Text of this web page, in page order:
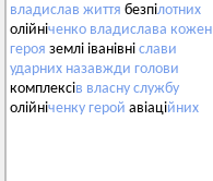
владислав життя безпілотних
олійніченко владислава кожен
героя землі іванівні слави
ударних назавжди голови
комплексів власну службу
олійніченку герой авіаційних